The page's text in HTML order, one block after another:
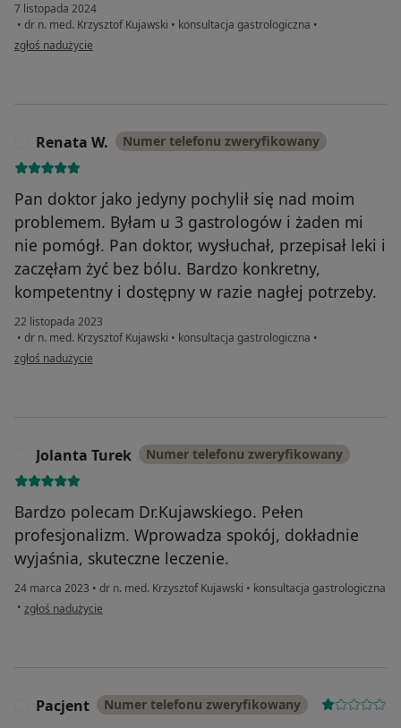
7 listopada 2024
• dr n. med. Krzysztof Kujawski • konsultacja gastrologiczna •
w opinii użytkownika Marta
zgłoś nadużycie
Renata W. Numer telefonu zweryfikowany
Pan doktor jako jedyny pochylił się nad moim
problemem. Byłam u 3 gastrologów i żaden mi
nie pomógł. Pan doktor, wysłuchał, przepisał leki i
zaczęłam żyć bez bólu. Bardzo konkretny,
kompetentny i dostępny w razie nagłej potrzeby.
22 listopada 2023
• dr n. med. Krzysztof Kujawski • konsultacja gastrologiczna •
w opinii użytkownika Renata W.
zgłoś nadużycie
Jolanta Turek Numer telefonu zweryfikowany
Bardzo polecam Dr.Kujawskiego. Pełen
profesjonalizm. Wprowadza spokój, dokładnie
wyjaśnia, skuteczne leczenie.
24 marca 2023 • dr n. med. Krzysztof Kujawski • konsultacja gastrologiczna
• w opinii użytkownika Jolanta Turek
zgłoś nadużycie
Pacjent Numer telefonu zweryfikowany